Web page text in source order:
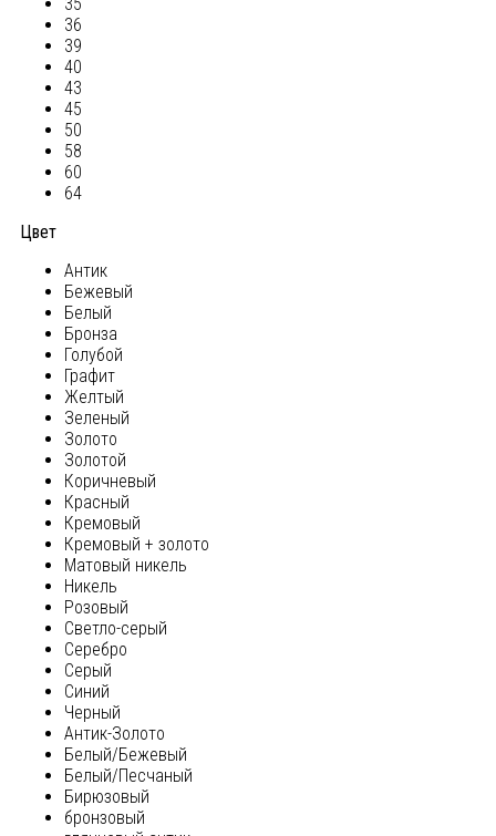
35
36
39
40
43
45
50
58
60
64
Цвет
Антик
Бежевый
Белый
Бронза
Голубой
Графит
Желтый
Зеленый
Золото
Золотой
Коричневый
Красный
Кремовый
Кремовый + золото
Матовый никель
Никель
Розовый
Светло-серый
Серебро
Серый
Синий
Черный
Антик-Золото
Белый/Бежевый
Белый/Песчаный
Бирюзовый
бронзовый